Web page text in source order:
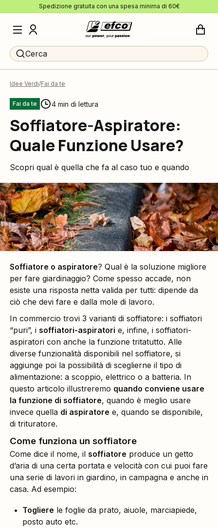
Spedizione gratuita con una spesa minima di 60€
Cerca
Idee Verdi Fai da te
Fai da te 4 min di lettura
Soffiatore-Aspiratore:
Quale Funzione Usare?
Scopri qual è quella che fa al caso tuo e quando
Soffiatore o aspiratore? Qual è la soluzione migliore
per fare giardinaggio? Come spesso accade, non
esiste una risposta netta valida per tutti: dipende da
ciò che devi fare e dalla mole di lavoro.
In commercio trovi 3 varianti di soffiatore: i soffiatori
“puri”, i soffiatori-aspiratori e, infine, i soffiatori-
aspiratori con anche la funzione tritatutto. Alle
diverse funzionalità disponibili nel soffiatore, si
aggiunge poi la possibilità di sceglierne il tipo di
alimentazione: a scoppio, elettrico o a batteria. In
questo articolo illustreremo quando conviene usare
la funzione di soffiatore, quando è meglio usare
invece quella di aspiratore e, quando se disponibile,
di trituratore.
Come funziona un soffiatore
Come dice il nome, il soffiatore produce un getto
d’aria di una certa portata e velocità con cui puoi fare
una serie di lavori in giardino, in campagna e anche in
casa. Ad esempio:
Togliere le foglie da prato, aiuole, marciapiede,
posto auto etc.